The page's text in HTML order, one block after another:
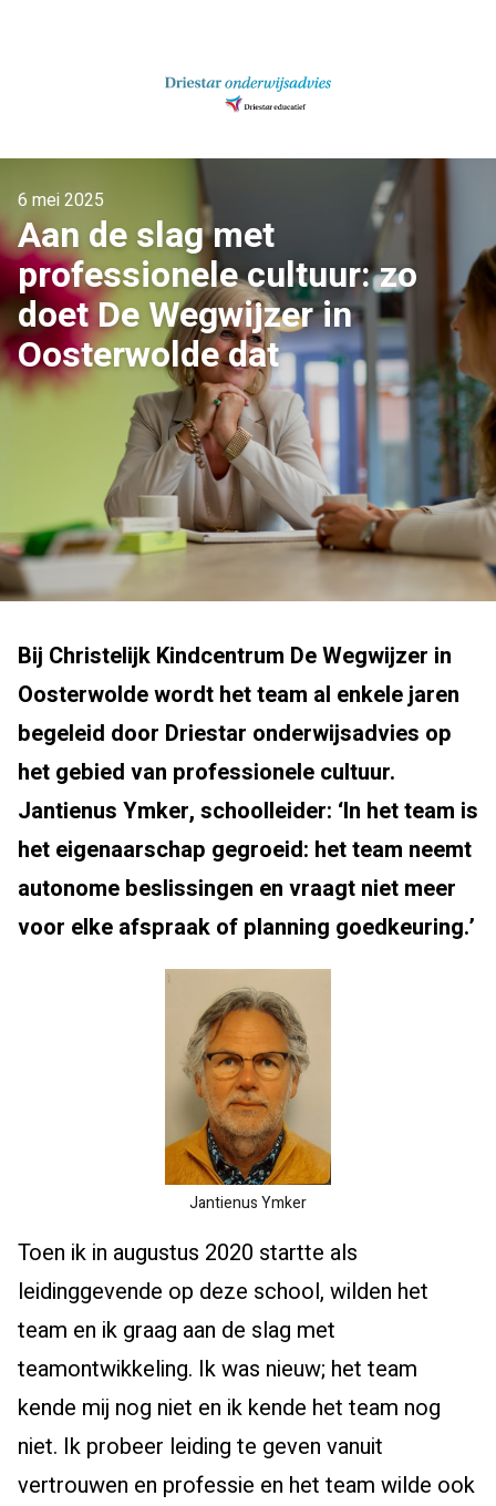
6 mei 2025
Aan de slag met
professionele cultuur: zo
doet De Wegwijzer in
Oosterwolde dat
Bij Christelijk Kindcentrum De Wegwijzer in
Oosterwolde wordt het team al enkele jaren
begeleid door Driestar onderwijsadvies op
het gebied van professionele cultuur.
Jantienus Ymker, schoolleider: ‘In het team is
het eigenaarschap gegroeid: het team neemt
autonome beslissingen en vraagt niet meer
voor elke afspraak of planning goedkeuring.’
Jantienus Ymker
Toen ik in augustus 2020 startte als
leidinggevende op deze school, wilden het
team en ik graag aan de slag met
teamontwikkeling. Ik was nieuw; het team
kende mij nog niet en ik kende het team nog
niet. Ik probeer leiding te geven vanuit
vertrouwen en professie en het team wilde ook